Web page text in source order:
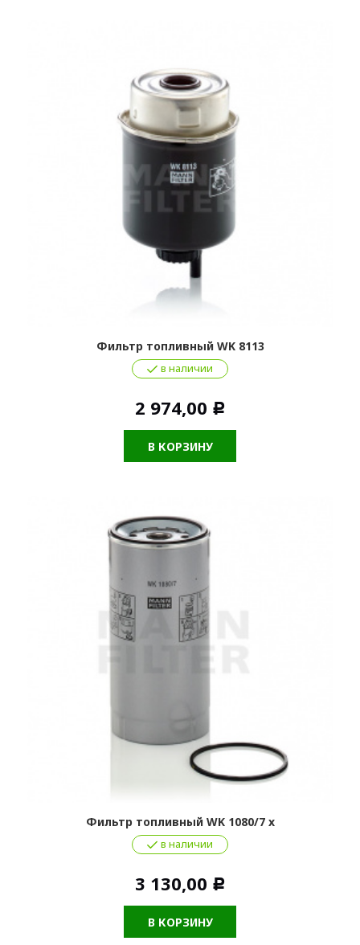
Фильтр топливный WK 8113
в наличии
2 974,00 Р
В КОРЗИНУ
Фильтр топливный WK 1080/7 x
в наличии
3 130,00 Р
В КОРЗИНУ